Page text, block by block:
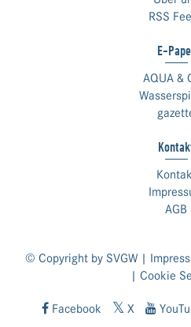
RSS
E-
AQUA &
AGB
© Copyright by SVGW |
| Cookie
Facebook X